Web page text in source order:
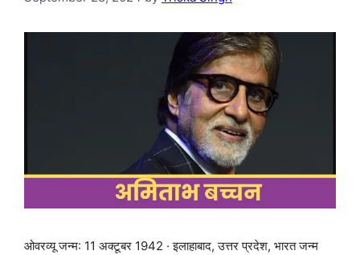
ओवरव्यू जन्म: 11 अक्टूबर 1942 · इलाहाबाद, उत्तर प्रदेश, भारत जन्म